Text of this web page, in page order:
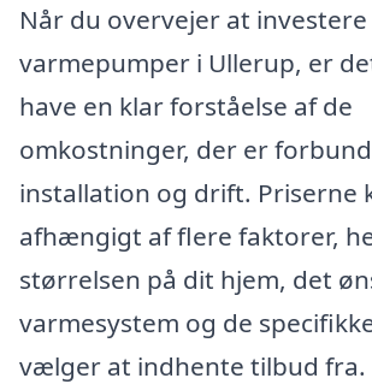
Når du overvejer at
varmepumper i Ullerup, er
have en klar forståelse af de
omkostninger, der er
installation og drift. Priserne
afhængigt af flere faktorer,
størrelsen på dit hjem, det
varmesystem og de
vælger at indhente tilbud fra.